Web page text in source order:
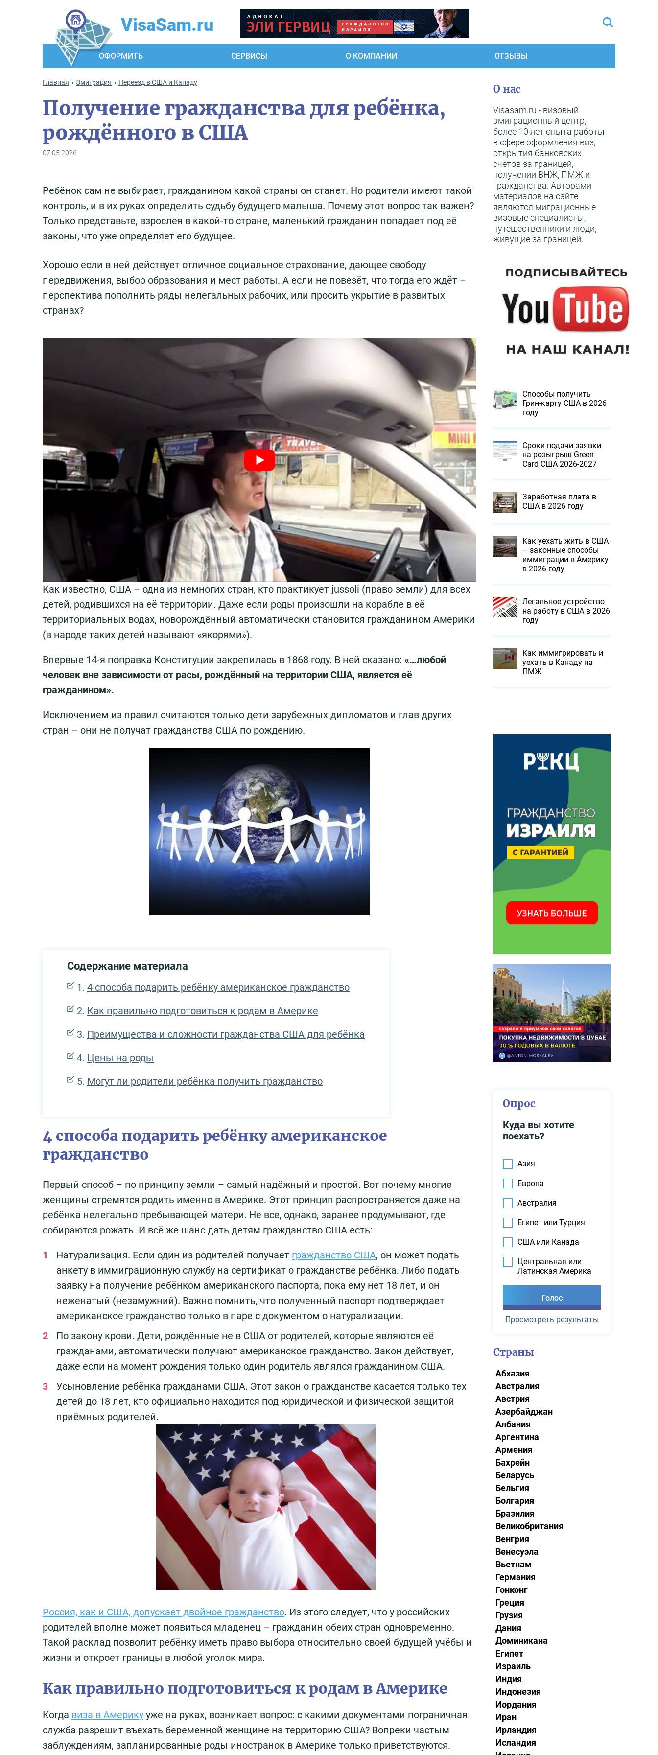
VisaSam.ru
ОФОРМИТЬ СЕРВИСЫ О КОМПАНИИ ОТЗЫВЫ
Главная Эмиграция Переезд в США и Канаду
Получение гражданства для ребёнка,
рождённого в США
07.05.2026
Ребёнок сам не выбирает, гражданином какой страны он станет. Но родители имеют такой
контроль, и в их руках определить судьбу будущего малыша. Почему этот вопрос так важен?
Только представьте, взрослея в какой-то стране, маленький гражданин попадает под её
законы, что уже определяет его будущее.
Хорошо если в ней действует отличное социальное страхование, дающее свободу
передвижения, выбор образования и мест работы. А если не повезёт, что тогда его ждёт –
перспектива пополнить ряды нелегальных рабочих, или просить укрытие в развитых
странах?
Как известно, США – одна из немногих стран, кто практикует jussoli (право земли) для всех
детей, родившихся на её территории. Даже если роды произошли на корабле в её
территориальных водах, новорождённый автоматически становится гражданином Америки
(в народе таких детей называют «якорями»).
Впервые 14-я поправка Конституции закрепилась в 1868 году. В ней сказано: «…любой
человек вне зависимости от расы, рождённый на территории США, является её
гражданином».
Исключением из правил считаются только дети зарубежных дипломатов и глав других
стран – они не получат гражданства США по рождению.
Содержание материала
4 способа подарить ребёнку американское гражданство
Как правильно подготовиться к родам в Америке
Преимущества и сложности гражданства США для ребёнка
Цены на роды
Могут ли родители ребёнка получить гражданство
4 способа подарить ребёнку американское
гражданство
Первый способ – по принципу земли – самый надёжный и простой. Вот почему многие
женщины стремятся родить именно в Америке. Этот принцип распространяется даже на
ребёнка нелегально пребывающей матери. Не все, однако, заранее продумывают, где
собираются рожать. И всё же шанс дать детям гражданство США есть:
Натурализация. Если один из родителей получает гражданство США, он может подать
анкету в иммиграционную службу на сертификат о гражданстве ребёнка. Либо подать
заявку на получение ребёнком американского паспорта, пока ему нет 18 лет, и он
неженатый (незамужний). Важно помнить, что полученный паспорт подтверждает
американское гражданство только в паре с документом о натурализации.
По закону крови. Дети, рождённые не в США от родителей, которые являются её
гражданами, автоматически получают американское гражданство. Закон действует,
даже если на момент рождения только один родитель являлся гражданином США.
Усыновление ребёнка гражданами США. Этот закон о гражданстве касается только тех
детей до 18 лет, кто официально находится под юридической и физической защитой
приёмных родителей.
Россия, как и США, допускает двойное гражданство. Из этого следует, что у российских
родителей вполне может появиться младенец – гражданин обеих стран одновременно.
Такой расклад позволит ребёнку иметь право выбора относительно своей будущей учёбы и
жизни и откроет границы в любой уголок мира.
Как правильно подготовиться к родам в Америке
Когда виза в Америку уже на руках, возникает вопрос: с какими документами пограничная
служба разрешит въехать беременной женщине на территорию США? Вопреки частым
заблуждениям, запланированные роды иностранок в Америке только приветствуются.
О нас
Visasam.ru - визовый
эмиграционный центр,
более 10 лет опыта работы
в сфере оформления виз,
открытия банковских
счетов за границей,
получении ВНЖ, ПМЖ и
гражданства. Авторами
материалов на сайте
являются миграционные
визовые специалисты,
путешественники и люди,
живущие за границей.
Способы получить
Грин-карту США в 2026
году
Сроки подачи заявки
на розыгрыш Green
Card США 2026-2027
Заработная плата в
США в 2026 году
Как уехать жить в США
– законные способы
иммиграции в Америку
в 2026 году
Легальное устройство
на работу в США в 2026
году
Как иммигрировать и
уехать в Канаду на
ПМЖ
Опрос
Куда вы хотите
поехать?
Азия
Европа
Австралия
Египет или Турция
США или Канада
Центральная или
Латинская Америка
Просмотреть результаты
Страны
Абхазия
Австралия
Австрия
Азербайджан
Албания
Аргентина
Армения
Бахрейн
Беларусь
Бельгия
Болгария
Бразилия
Великобритания
Венгрия
Венесуэла
Вьетнам
Германия
Гонконг
Греция
Грузия
Дания
Доминикана
Египет
Израиль
Индия
Индонезия
Иордания
Иран
Ирландия
Исландия